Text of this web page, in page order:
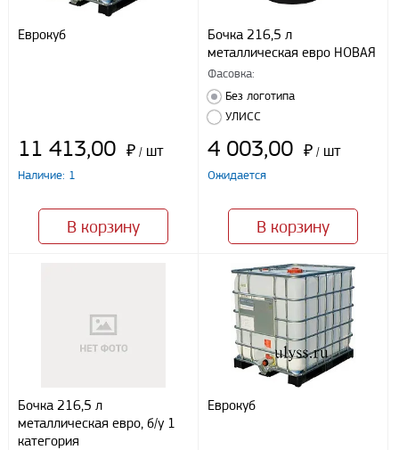
Я даю свое согласие ООО «Улисс» на обработку моих
персональных данных, в соответствии с федеральным законом от
27.07.2006 N152 ФЗ «О персональных данных», на условиях
Еврокуб
11 413,00 ₽ / шт
Наличие: 1
В корзину
Бочка 216,5 л
металлическая евро НОВАЯ
Фасовка:
Без логотипа
УЛИСС
4 003,00 ₽ / шт
Ожидается
В корзину
Бочка 216,5 л
металлическая евро, б/у 1
категория
Еврокуб